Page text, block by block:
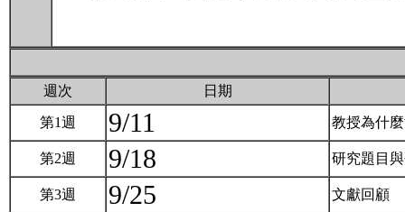
週次 日期
第1週 9/11 教授為什
第2週 9/18 研究題目
第3週 9/25 文獻回顧